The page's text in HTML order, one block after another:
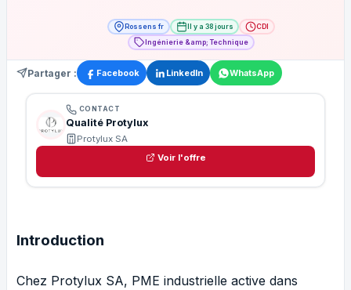
Rossens fr Il y a 38 jours
CDI
Ingénierie &amp; Technique
Partager : Facebook LinkedIn WhatsApp
CONTACT
Qualité Protylux
Protylux SA
Voir l'offre
Introduction
Chez Protylux SA, PME industrielle active dans